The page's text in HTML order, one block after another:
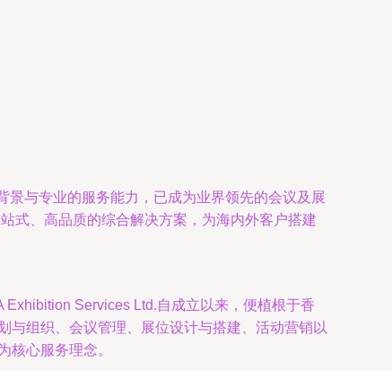
与专业的服务能力，已成为业界领先的会议及展
式、高品质的综合解决方案，为海内外客户搭建
Services Ltd.自成立以来，便植根于香
与组织、会议管理、展位设计与搭建、活动营销以
核心服务理念。